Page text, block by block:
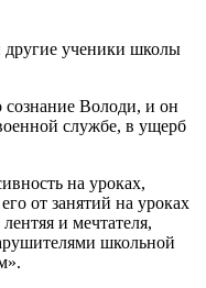
другие ученики школы
сознание Володи, и он
службе, в ущерб
на уроках,
от занятий на уроках
и мечтателя,
школьной